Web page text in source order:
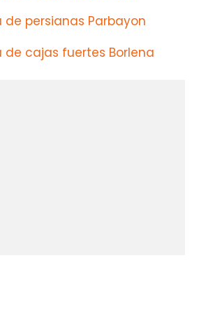
de persianas Parbayon
de cajas fuertes Borlena